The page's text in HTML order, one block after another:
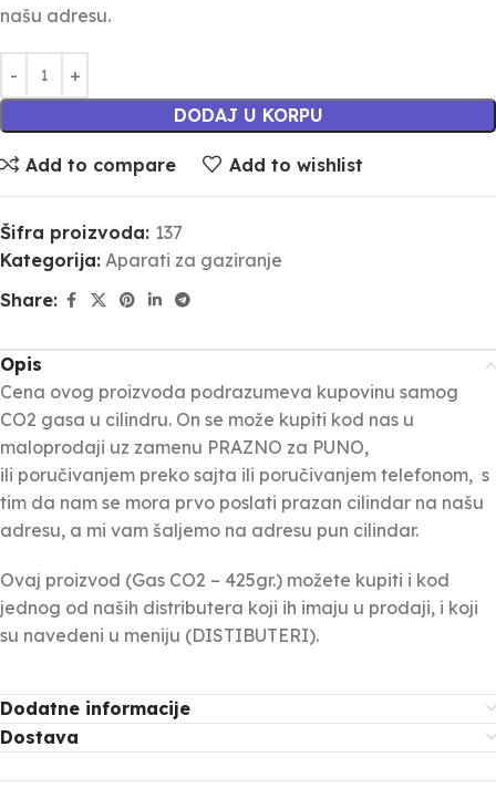
našu adresu.
DODAJ U KORPU
Add to compare Add to wishlist
Šifra proizvoda: 137
Kategorija: Aparati za gaziranje
Share:
Opis
Cena ovog proizvoda podrazumeva kupovinu samog
CO2 gasa u cilindru. On se može kupiti kod nas u
maloprodaji uz zamenu PRAZNO za PUNO,
ili poručivanjem preko sajta ili poručivanjem telefonom, s
tim da nam se mora prvo poslati prazan cilindar na našu
adresu, a mi vam šaljemo na adresu pun cilindar.
Ovaj proizvod (Gas CO2 – 425gr.) možete kupiti i kod
jednog od naših distributera koji ih imaju u prodaji, i koji
su navedeni u meniju (DISTIBUTERI).
Dodatne informacije
Dostava